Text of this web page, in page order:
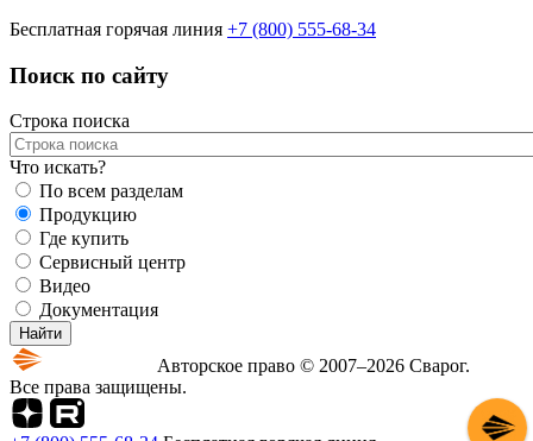
Бесплатная горячая линия +7 (800) 555-68-34
Поиск по сайту
Строка поиска
Что искать?
По всем разделам
Продукцию
Где купить
Сервисный центр
Видео
Документация
Авторское право © 2007–2026 Сварог.
Все права защищены.